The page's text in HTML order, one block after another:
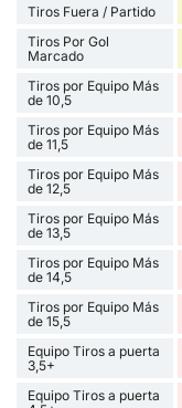
Tiros Fuera / Partido
Tiros Por Gol
Marcado
Tiros por Equipo Más
de 10,5
Tiros por Equipo Más
de 11,5
Tiros por Equipo Más
de 12,5
Tiros por Equipo Más
de 13,5
Tiros por Equipo Más
de 14,5
Tiros por Equipo Más
de 15,5
Equipo Tiros a puerta
3,5+
Equipo Tiros a puerta